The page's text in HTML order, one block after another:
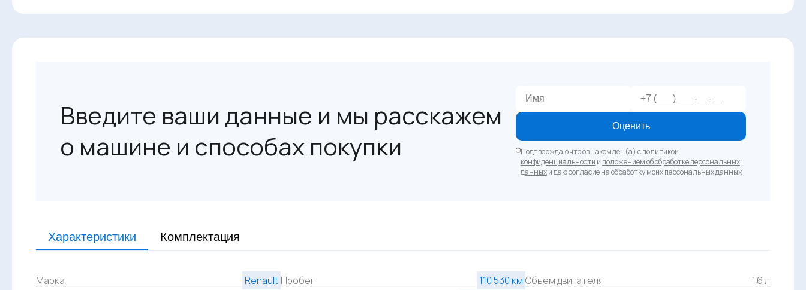
Введите ваши данные и мы расскажем
о машине и способах покупки
Оценить
Подтверждаю что ознакомлен(а) сполитикой
конфиденциальности и положением об обработке персональных
данныхи даю согласие на обработку моих персональных данных
Характеристики Комплектация
Марка
Renault Пробег
110 530 км Объем двигателя
1.6 л